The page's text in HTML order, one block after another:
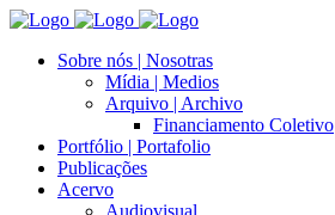
Sobre nós | Nosotras
Mídia | Medios
Arquivo | Archivo
Financiamento Coletivo
Portfólio | Portafolio
Publicações
Acervo
Audiovisual